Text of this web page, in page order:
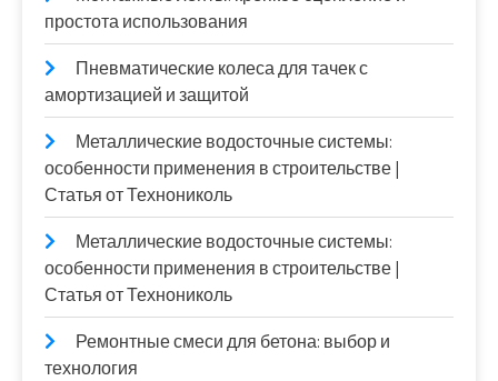
простота использования
Пневматические колеса для тачек с
амортизацией и защитой
Металлические водосточные системы:
особенности применения в строительстве |
Статья от Технониколь
Металлические водосточные системы:
особенности применения в строительстве |
Статья от Технониколь
Ремонтные смеси для бетона: выбор и
технология